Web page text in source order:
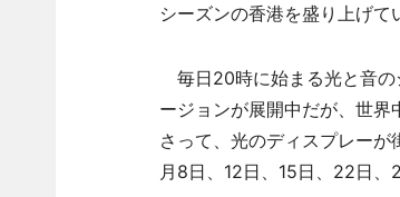
シーズンの香港を盛り上げて
毎日20時に始まる光と音の
ージョンが展開中だが、世
さって、光のディスプレー
月8日、12日、15日、22日、